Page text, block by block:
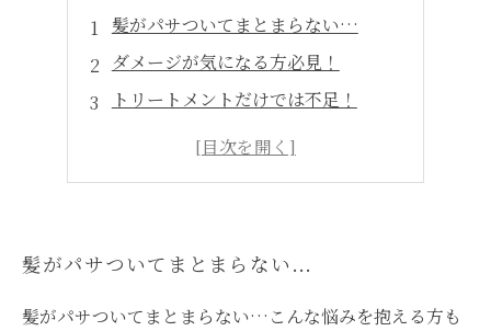
髪がパサついてまとまらない…
ダメージが気になる方必見！
トリートメントだけでは不足！
手軽に美髪ケアができる！
髪がパサついてまとまらない…
髪がパサついてまとまらない…こんな悩みを抱える方も